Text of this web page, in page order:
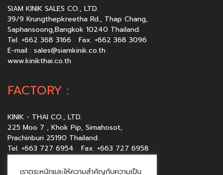
SIAM KINIK SALES CO., LTD.
39/9 Krungthepkreetha Rd., Thap Chang,
Saphansoong,Bangkok 10240 Thailand.
Tel. +662 368 3166 Fax. +662 368 3096
E-mail : sales@siamkinik.co.th
www.kinikthai.co.th
FACTORY :
KINIK - THAI CO., LTD.
225 Moo 7 , Khok Pip, Simahosot,
Prachinburi 25190 Thailand.
Tel. +663 727 6954 Fax. +663 727 6958
www.kinikthai.co.th
เราตระหนักและให้ความสำคัญกับความเป็น